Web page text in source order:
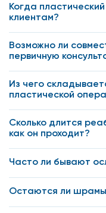
Когда
клиентам?
Возможно ли
первичную
Из чего
пластической
Сколько длится
как он проходит?
Часто ли бывают
Остаются ли